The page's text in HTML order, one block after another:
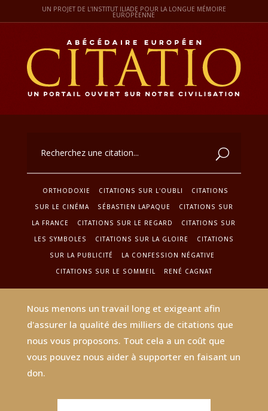
UN PROJET DE L'INSTITUT ILIADE POUR LA LONGUE MÉMOIRE
EUROPÉENNE
ORTHODOXIE CITATIONS SUR L'OUBLI
CITATIONS
SUR LE CINÉMA
SÉBASTIEN LAPAQUE
CITATIONS SUR
LA FRANCE
CITATIONS SUR LE REGARD
CITATIONS SUR
LES SYMBOLES
CITATIONS SUR LA GLOIRE
CITATIONS
SUR LA PUBLICITÉ
LA CONFESSION NÉGATIVE
CITATIONS SUR LE SOMMEIL
RENÉ CAGNAT
Nous menons un travail long et exigeant afin
d'assurer la qualité des milliers de citations que
nous vous proposons. Tout cela a un coût que
vous pouvez nous aider à supporter en faisant un
don.